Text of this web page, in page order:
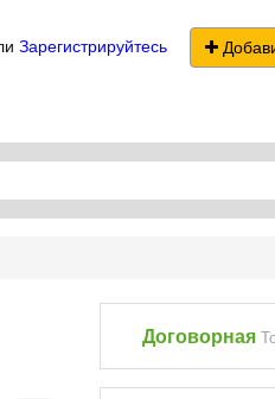
Зарегистрируйтесь
Договорная